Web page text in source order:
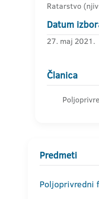
Ratarstvo
Datum
27. maj 2021.
Članica
Predmeti
Poljoprivredni